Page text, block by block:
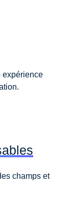
expérience
champs et